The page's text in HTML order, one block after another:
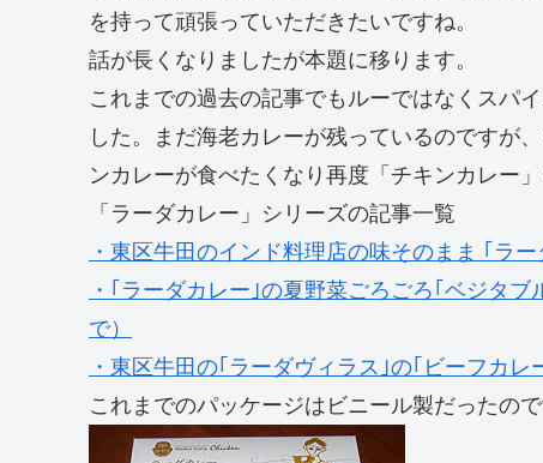
を持って頑張っていただきたいですね。
話が長くなりましたが本題に移ります。
これまでの過去の記事でもルーではなくスパ
した。まだ海老カレーが残っているのですが
ンカレーが食べたくなり再度「チキンカレー」
「ラーダカレー」シリーズの記事一覧
・東区牛田のインド料理店の味そのまま ｢ラ
・｢ラーダカレー｣の夏野菜ごろごろ｢ベジタ
で）
・東区牛田の｢ラーダヴィラス｣の｢ビーフカ
これまでのパッケージはビニール製だったの